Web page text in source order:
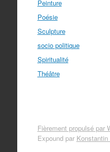
Peinture
Poésie
Sculpture
socio politique
Spiritualité
Théâtre
Fièrement propulsé par
Expound par